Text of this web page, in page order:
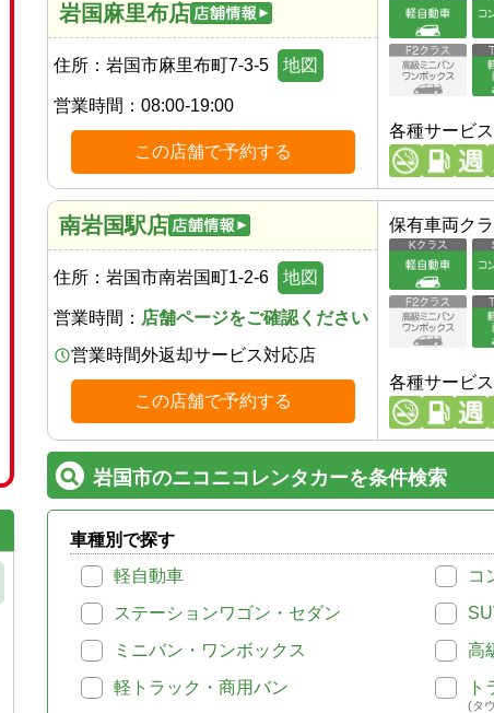
岩国麻里布店
住所： 岩国市麻里布町7-3-5 地図
営業時間： 08:00-19:00
この店舗で予約する
各種サービス
南岩国駅店
住所： 岩国市南岩国町1-2-6 地図
営業時間： 店舗ページをご確認ください
営業時間外返却サービス対応店
この店舗で予約する
保有車両ク
各種サービス
岩国市のニコニコレンタカーを条件検索
車種別で探す
軽自動車
コ
ステーションワゴン・セダン
ミニバン・ワンボックス
高
軽トラック・商用バン
ト
(タ